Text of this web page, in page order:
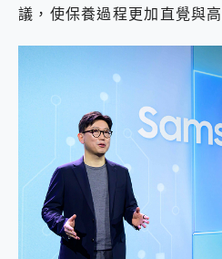
議，使保養過程更加直覺與高